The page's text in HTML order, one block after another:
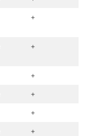
+
+
+
+
+
+